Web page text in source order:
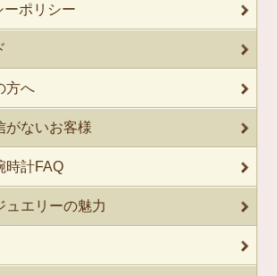
ーポリシー
方へ
がないお客様
時計FAQ
ュエリーの魅力